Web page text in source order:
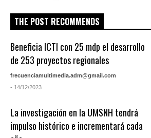
THE POST RECOMMENDS
Beneficia ICTI con 25 mdp el desarrollo
de 253 proyectos regionales
frecuenciamultimedia.adm@gmail.com
- 14/12/2023
La investigación en la UMSNH tendrá
impulso histórico e incrementará cada